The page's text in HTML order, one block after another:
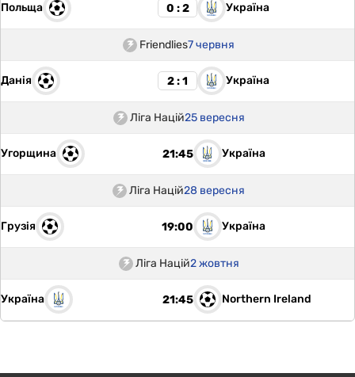
Польща 0 : 2 Україна
Friendlies7 червня
Данія 2 : 1 Україна
Ліга Націй25 вересня
Угорщина 21:45 Україна
Ліга Націй28 вересня
Грузія 19:00 Україна
Ліга Націй2 жовтня
Україна 21:45 Northern Ireland